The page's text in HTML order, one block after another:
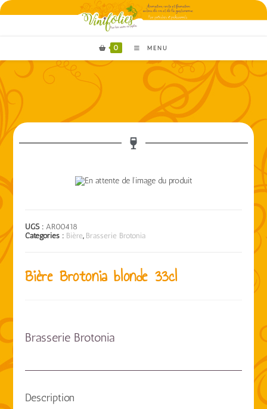
0 MENU
UGS :AR00418
Catégories : Bière, Brasserie Brotonia
Bière Brotonia blonde 33cl
Brasserie Brotonia
Description